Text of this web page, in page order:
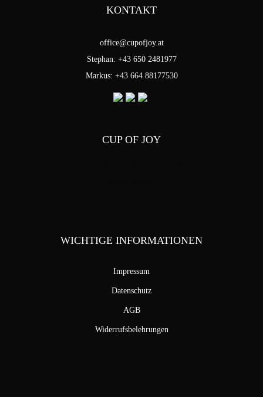
KONTAKT
office@cupofjoy.at
Stephan: +43 650 2481977
Markus: +43 664 88177530
CUP OF JOY
WICHTIGE INFORMATIONEN
Impressum
Datenschutz
AGB
Widerrufsbelehrungen